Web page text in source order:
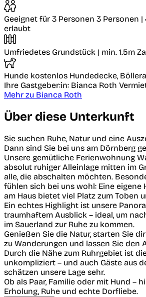
Geeignet für 3 Personen 3 Personen |
erlaubt
Umfriedetes Grundstück | min. 1.5m
Hunde kostenlos Hundedecke,
Ihre Gastgeber:in: Bianca Roth
Mehr zu Bianca Roth
Über diese Unterkunft
Sie suchen Ruhe, Natur und eine
Dann sind Sie bei uns am Dörnberg
Unsere gemütliche Ferienwohnung
absolut ruhiger Alleinlage mitten im
alle, die abschalten möchten.
fühlen sich bei uns wohl: Eine eigene
am Haus bietet viel Platz zum Toben
Ein echtes Highlight ist unsere
traumhaftem Ausblick – ideal, um
im Sauerland zur Ruhe zu kommen.
Genießen Sie die Natur, starten Sie
zu Wanderungen und lassen Sie den
Durch die Nähe zum Ruhrgebiet ist
unkompliziert – und auch Gäste aus
schätzen unsere Lage sehr.
Ob als Paar, Familie oder mit Hund –
Erholung, Ruhe und echte Dorfliebe.